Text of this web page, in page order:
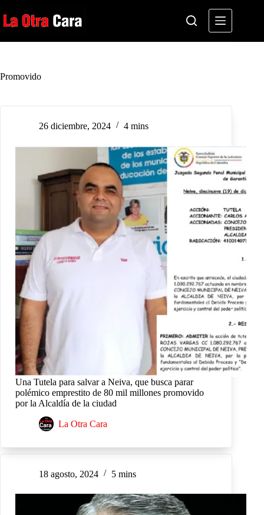
al
contenido
Promovido
26 diciembre, 2024 4 mins
Una Tutela para salvar a Neiva, que busca parar
polémico emprestito de 80 mil millones promovido
por la Alcaldía de la ciudad
La Otra Cara
18 agosto, 2024 5 mins